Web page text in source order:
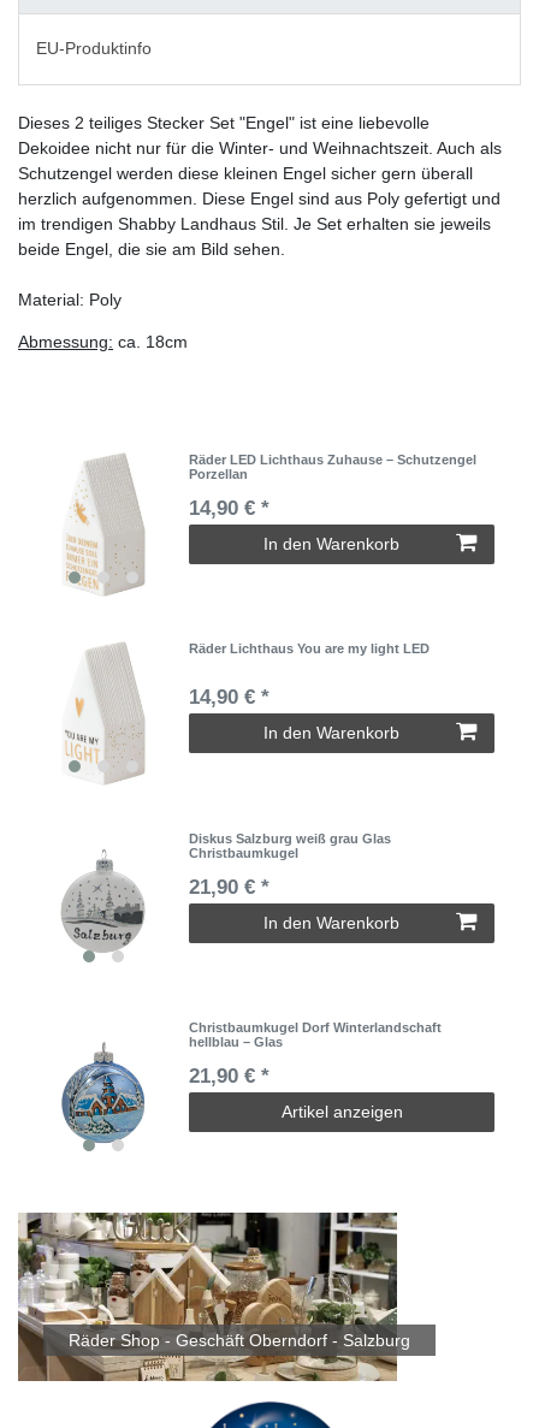
EU-Produktinfo
Dieses 2 teiliges Stecker Set "Engel" ist eine liebevolle
Dekoidee nicht nur für die Winter- und Weihnachtszeit. Auch als
Schutzengel werden diese kleinen Engel sicher gern überall
herzlich aufgenommen. Diese Engel sind aus Poly gefertigt und
im trendigen Shabby Landhaus Stil. Je Set erhalten sie jeweils
beide Engel, die sie am Bild sehen.
Material: Poly
Abmessung: ca. 18cm
Räder LED Lichthaus Zuhause – Schutzengel
Porzellan
14,90 € *
In den Warenkorb
Räder Lichthaus You are my light LED
14,90 € *
In den Warenkorb
Diskus Salzburg weiß grau Glas
Christbaumkugel
21,90 € *
In den Warenkorb
Christbaumkugel Dorf Winterlandschaft
hellblau – Glas
21,90 € *
Artikel anzeigen
Räder Shop - Geschäft Oberndorf - Salzburg